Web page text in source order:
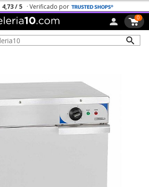
4,73 / 5 · Verificado por
0